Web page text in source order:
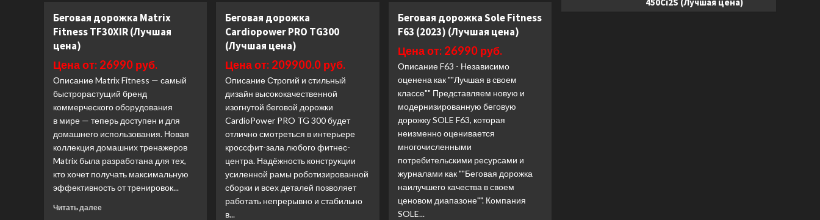
Matrix
Fitness
XL
(Лучшая
цена)
Bronze
Gym
T815M
(Лучшая
цена)
механическая
Unix
PRO
(UC-
9700)
цена)
Беговая дорожка Matrix
Fitness TF30XIR (Лучшая
цена)
Цена от: 26990 руб.
Описание Matrix Fitness — самый
быстрорастущий бренд
коммерческого оборудования
в мире — теперь доступен и для
домашнего использования. Новая
коллекция домашних тренажеров
Matrix была разработана для тех,
кто хочет получать максимальную
эффективность от тренировок...
Читать далееПрочитать
Беговая дорожка
Cardiopower PRO TG300
(Лучшая цена)
Цена от: 209900.0 руб.
Описание Строгий и стильный
дизайн высококачественной
изогнутой беговой дорожки
CardioPower PRO TG 300 будет
отлично смотреться в интерьере
кроссфит-зала любого фитнес-
центра. Надёжность конструкции
усиленной рамы роботизированной
сборки и всех деталей позволяет
работать непрерывно и стабильно
в...
Беговая дорожка Sole Fitness
F63 (2023) (Лучшая цена)
Цена от: 26990 руб.
Описание F63 - Независимо
оценена как ""Лучшая в своем
классе"" Представляем новую и
модернизированную беговую
дорожку SOLE F63, которая
неизменно оценивается
многочисленными
потребительскими ресурсами и
журналами как ""Беговая дорожка
наилучшего качества в своем
ценовом диапазоне"". Компания
SOLE...